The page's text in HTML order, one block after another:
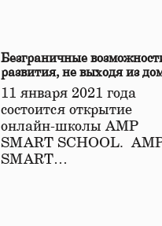
Безграничные
развития, не выходя из
11 января 2021 года
состоится открытие
онлайн-школы АМР
SMART SCHOOL.
SMART…